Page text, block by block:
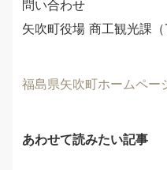
問い合わせ
矢吹町役場 商工観光課
福島県矢吹町ホームペー
あわせて読みたい記事